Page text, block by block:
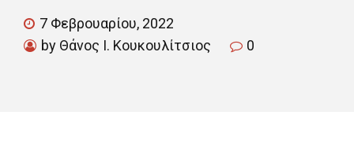
7 Φεβρουαρίου, 2022
by Θάνος Ι. Κουκουλίτσιος
0